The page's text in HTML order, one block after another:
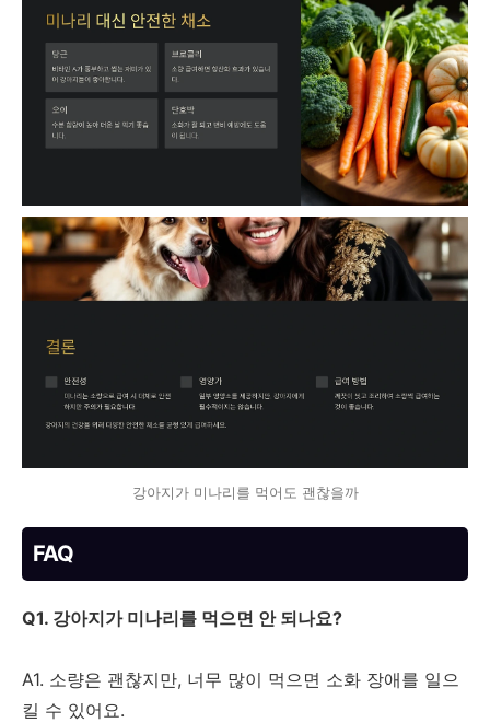
강아지가 미나리를 먹어도 괜찮을까
FAQ
Q1. 강아지가 미나리를 먹으면 안 되나요?
A1. 소량은 괜찮지만, 너무 많이 먹으면 소화 장애를 일으
킬 수 있어요.